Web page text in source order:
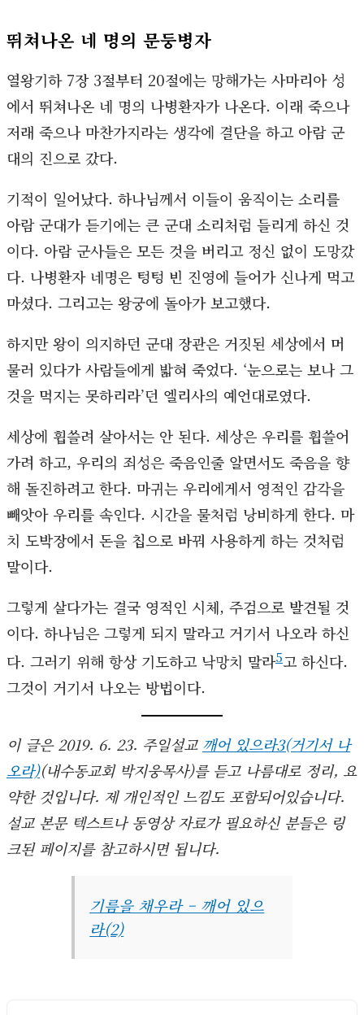
뛰쳐나온 네 명의 문둥병자
열왕기하 7장 3절부터 20절에는 망해가는 사마리아 성
에서 뛰쳐나온 네 명의 나병환자가 나온다. 이래 죽으나
저래 죽으나 마찬가지라는 생각에 결단을 하고 아람 군
대의 진으로 갔다.
기적이 일어났다. 하나님께서 이들이 움직이는 소리를
아람 군대가 듣기에는 큰 군대 소리처럼 들리게 하신 것
이다. 아람 군사들은 모든 것을 버리고 정신 없이 도망갔
다. 나병환자 네명은 텅텅 빈 진영에 들어가 신나게 먹고
마셨다. 그리고는 왕궁에 돌아가 보고했다.
하지만 왕이 의지하던 군대 장관은 거짓된 세상에서 머
물러 있다가 사람들에게 밟혀 죽었다. ‘눈으로는 보나 그
것을 먹지는 못하리라’던 엘리사의 예언대로였다.
세상에 휩쓸려 살아서는 안 된다. 세상은 우리를 휩쓸어
가려 하고, 우리의 죄성은 죽음인줄 알면서도 죽음을 향
해 돌진하려고 한다. 마귀는 우리에게서 영적인 감각을
빼앗아 우리를 속인다. 시간을 물처럼 낭비하게 한다. 마
치 도박장에서 돈을 칩으로 바꿔 사용하게 하는 것처럼
말이다.
그렇게 살다가는 결국 영적인 시체, 주검으로 발견될 것
이다. 하나님은 그렇게 되지 말라고 거기서 나오라 하신
다. 그러기 위해 항상 기도하고 낙망치 말라5고 하신다.
그것이 거기서 나오는 방법이다.
이 글은 2019. 6. 23. 주일설교 깨어 있으라3(거기서 나
오라)(내수동교회 박지웅목사)를 듣고 나름대로 정리, 요
약한 것입니다. 제 개인적인 느낌도 포함되어있습니다.
설교 본문 텍스트나 동영상 자료가 필요하신 분들은 링
크된 페이지를 참고하시면 됩니다.
기름을 채우라 – 깨어 있으
라(2)